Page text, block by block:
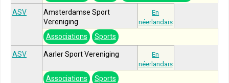
ASV
Amsterdamse Sport
Vereniging
En
néerlandais
Associations Sports
ASV Aarler Sport Vereniging
En
néerlandais
Associations Sports